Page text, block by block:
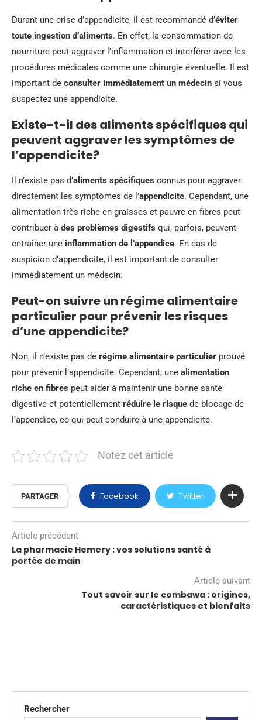
Durant une crise d’appendicite, il est recommandé d’éviter
toute ingestion d’aliments. En effet, la consommation de
nourriture peut aggraver l’inflammation et interférer avec les
procédures médicales comme une chirurgie éventuelle. Il est
important de consulter immédiatement un médecin si vous
suspectez une appendicite.
Existe-t-il des aliments spécifiques qui
peuvent aggraver les symptômes de
l’appendicite?
Il n’existe pas d’aliments spécifiques connus pour aggraver
directement les symptômes de l’appendicite. Cependant, une
alimentation très riche en graisses et pauvre en fibres peut
contribuer à des problèmes digestifs qui, parfois, peuvent
entraîner une inflammation de l’appendice. En cas de
suspicion d’appendicite, il est important de consulter
immédiatement un médecin.
Peut-on suivre un régime alimentaire
particulier pour prévenir les risques
d’une appendicite?
Non, il n’existe pas de régime alimentaire particulier prouvé
pour prévenir l’appendicite. Cependant, une alimentation
riche en fibres peut aider à maintenir une bonne santé
digestive et potentiellement réduire le risque de blocage de
l’appendice, ce qui peut conduire à une appendicite.
Notez cet article
PARTAGER Facebook Twitter
Article précédent
La pharmacie Hemery : vos solutions santé à
portée de main
Article suivant
Tout savoir sur le combawa : origines,
caractéristiques et bienfaits
Rechercher